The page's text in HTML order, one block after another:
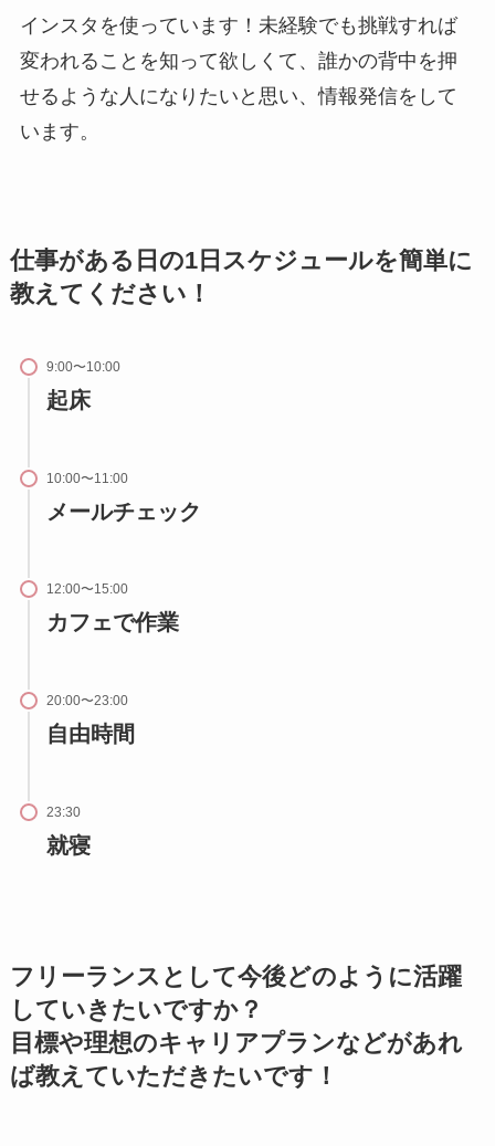
インスタを使っています！未経験でも挑戦すれば
変われることを知って欲しくて、誰かの背中を押
せるような人になりたいと思い、情報発信をして
います。
仕事がある日の1日スケジュールを簡単に
教えてください！
9:00〜10:00
起床
10:00〜11:00
メールチェック
12:00〜15:00
カフェで作業
20:00〜23:00
自由時間
23:30
就寝
フリーランスとして今後どのように活躍
していきたいですか？
目標や理想のキャリアプランなどがあれ
ば教えていただきたいです！